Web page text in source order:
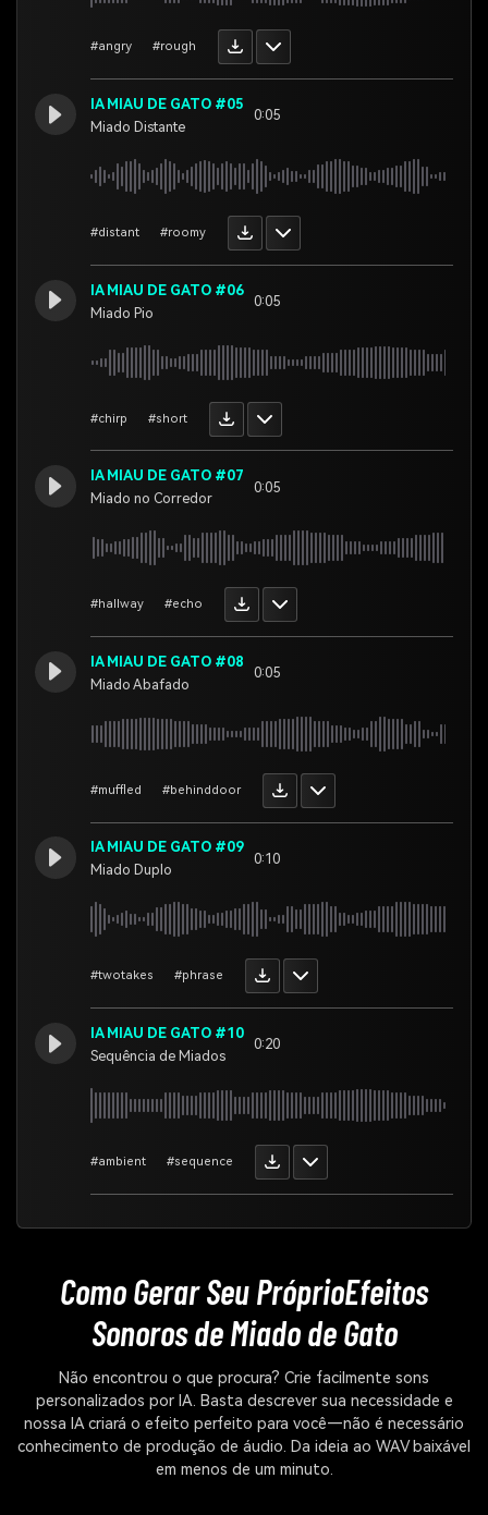
#angry #rough
IA MIAU DE GATO #05
Miado Distante
0:05
#distant #roomy
IA MIAU DE GATO #06
Miado Pio
0:05
#chirp #short
IA MIAU DE GATO #07
Miado no Corredor
0:05
#hallway #echo
IA MIAU DE GATO #08
Miado Abafado
0:05
#muffled #behinddoor
IA MIAU DE GATO #09
Miado Duplo
0:10
#twotakes #phrase
IA MIAU DE GATO #10
Sequência de Miados
0:20
#ambient #sequence
Como Gerar Seu PróprioEfeitos
Sonoros de Miado de Gato
Não encontrou o que procura? Crie facilmente sons
personalizados por IA. Basta descrever sua necessidade e
nossa IA criará o efeito perfeito para você—não é necessário
conhecimento de produção de áudio. Da ideia ao WAV baixável
em menos de um minuto.